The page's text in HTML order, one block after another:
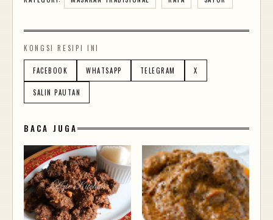
KONGSI RESIPI INI
FACEBOOK WHATSAPP TELEGRAM X
SALIN PAUTAN
BACA JUGA